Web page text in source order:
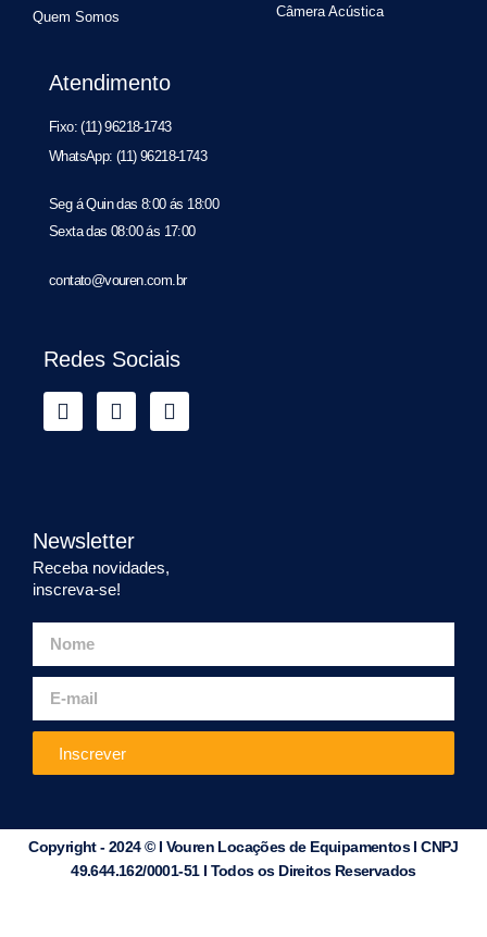
Quem Somos
Câmera Acústica
Atendimento
Fixo: (11) 96218-1743
WhatsApp: (11) 96218-1743
Seg á Quin das 8:00 ás 18:00
Sexta das 08:00 ás 17:00
contato@vouren.com.br
Redes Sociais
Newsletter
Receba novidades,
inscreva-se!
Inscrever
Copyright - 2024 © I Vouren Locações de Equipamentos I CNPJ
49.644.162/0001-51 I Todos os Direitos Reservados